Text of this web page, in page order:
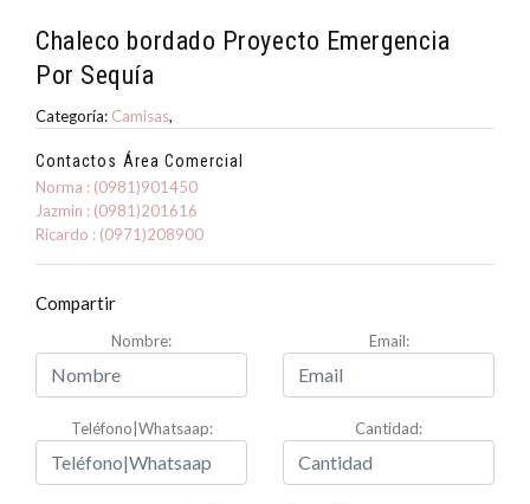
Chaleco bordado Proyecto Emergencia
Por Sequía
Categoría: Camisas,
Contactos Área Comercial
Norma : (0981)901450
Jazmin : (0981)201616
Ricardo : (0971)208900
Compartir
Nombre: Email:
Teléfono|Whatsaap: Cantidad: